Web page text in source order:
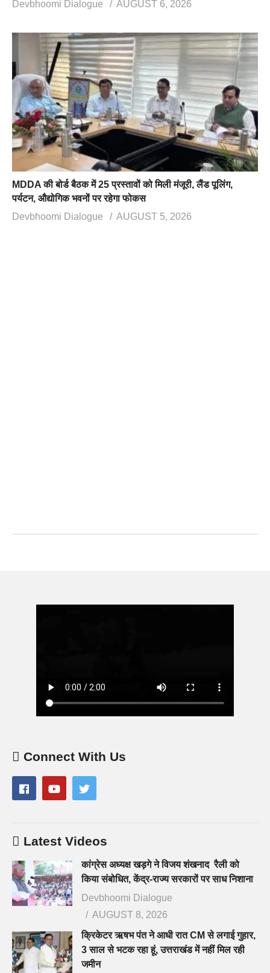
Devbhoomi Dialogue AUGUST 6, 2026
MDDA की बोर्ड बैठक में 25 प्रस्तावों को मिली मंजूरी, लैंड पूलिंग,
पर्यटन, औद्योगिक भवनों पर रहेगा फोकस
Devbhoomi Dialogue
AUGUST 5, 2026
Connect With Us
Latest Videos
कांग्रेस अध्यक्ष खड़गे ने विजय शंखनाद रैली को
किया संबोधित, केंद्र-राज्य सरकारों पर साध निशाना
Devbhoomi Dialogue
AUGUST 8, 2026
क्रिकेटर ऋषभ पंत ने आधी रात CM से लगाई गुहार,
3 साल से भटक रहा हूं, उत्तराखंड में नहीं मिल रही
जमीन